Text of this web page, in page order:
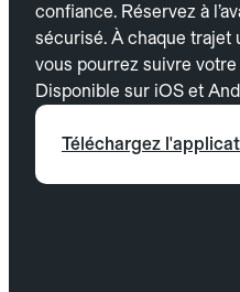
confiance. Réservez à
sécurisé. À chaque trajet
vous pourrez suivre
Disponible sur iOS et
Téléchargez